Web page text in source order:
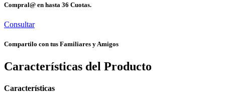
Compral@ en hasta 36 Cuotas.
Consultar
Compartilo con tus Familiares y Amigos
Características del Producto
Características